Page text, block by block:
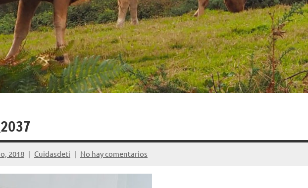
2018 Cuidasdeti No hay comentarios